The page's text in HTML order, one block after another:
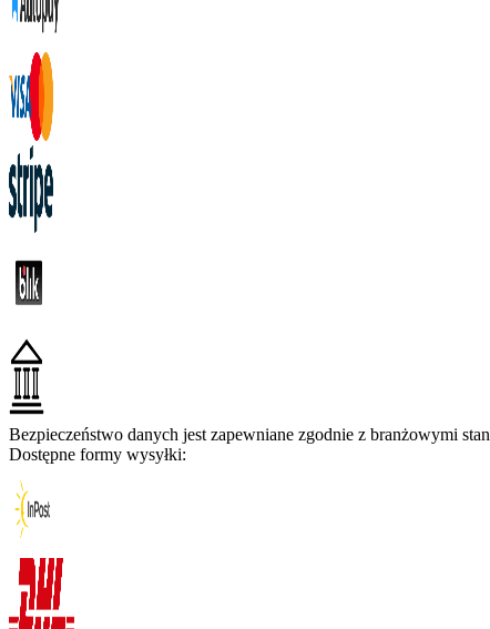
Bezpieczeństwo danych jest zapewniane zgodnie z branżowymi
Dostępne formy wysyłki: